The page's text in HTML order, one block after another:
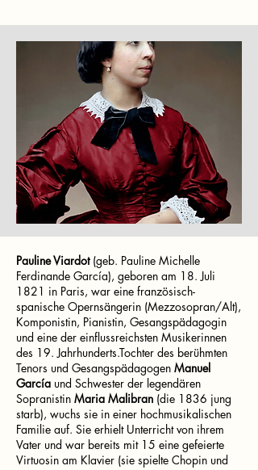
Pauline Viardot(geb. Pauline Michelle
Ferdinande García), geboren am 18. Juli
1821 in Paris, war eine französisch-
spanische Opernsängerin (Mezzosopran/Alt),
Komponistin, Pianistin, Gesangspädagogin
und eine der einflussreichsten Musikerinnen
des 19. Jahrhunderts.Tochter des berühmten
Tenors und Gesangspädagogen Manuel
García und Schwester der legendären
Sopranistin Maria Malibran (die 1836 jung
starb), wuchs sie in einer hochmusikalischen
Familie auf. Sie erhielt Unterricht von ihrem
Vater und war bereits mit 15 eine gefeierte
Virtuosin am Klavier (sie spielte Chopin und